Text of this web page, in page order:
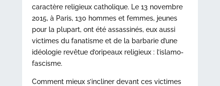
caractère religieux catholique. Le 13 novembre
2015, à Paris, 130 hommes et femmes, jeunes
pour la plupart, ont été assassinés, eux aussi
victimes du fanatisme et de la barbarie d’une
idéologie revêtue d’oripeaux religieux : l’islamo-
fascisme.
Comment mieux s’incliner devant ces victimes